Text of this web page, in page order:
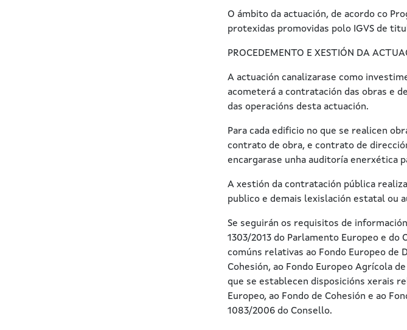
O ámbito da actuación, de acordo co
protexidas promovidas polo IGVS de
PROCEDEMENTO E XESTIÓN DA
A actuación canalizarase como
acometerá a contratación das obras e
das operacións desta actuación.
Para cada edificio no que se realicen
contrato de obra, e contrato de
encargarase unha auditoría enerxética
A xestión da contratación pública
publico e demais lexislación estatal ou
Se seguirán os requisitos de
1303/2013 do Parlamento Europeo e do
comúns relativas ao Fondo Europeo de
Cohesión, ao Fondo Europeo Agrícola
que se establecen disposicións xerais
Europeo, ao Fondo de Cohesión e ao
1083/2006 do Consello.